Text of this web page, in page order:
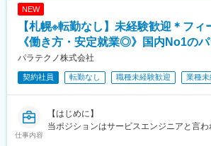
変更の範囲：会社の定める業務
活動
【出張について】
・出張可能性のあるエリア：道北、道央、
【求人の魅力】
・転勤なし！正社員登用後もご本人の希望
必要最小限の異動で完結するよう調整し
NEW
【札幌※転勤なし】未経験歓迎＊フ
《働き方・安定就業◎》国内No1の
パラテクノ株式会社
契約社員 転勤なし 職種未経験歓迎 業種未
仕事内容
【はじめに】
当ポジションはサービスエンジニアと言